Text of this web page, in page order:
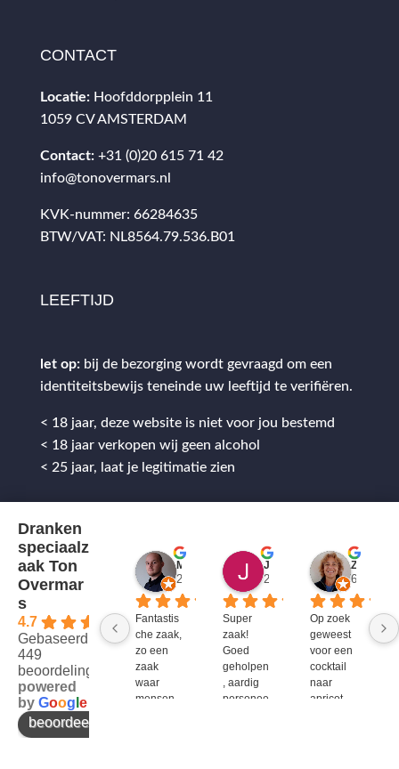
CONTACT
Locatie: Hoofddorpplein 11
1059 CV AMSTERDAM
Contact: +31 (0)20 615 71 42
info@tonovermars.nl
KVK-nummer: 66284635
BTW/VAT: NL8564.79.536.B01
LEEFTIJD
let op: bij de bezorging wordt gevraagd om een
identiteitsbewijs teneinde uw leeftijd te verifiëren.
< 18 jaar, deze website is niet voor jou bestemd
< 18 jaar verkopen wij geen alcohol
< 25 jaar, laat je legitimatie zien
Dranken
speciaalz
aak Ton
Overmar
s
4.7
Gebaseerd op
449
beoordelingen
powered
by Goog e
beoordeel ons op
2 jaar geleden
Fantastis
che zaak,
zo een
zaak
waar
mensen
2 jaar geleden
Super
zaak!
Goed
geholpen
, aardig
personee
6 jaar
Op zoek
geweest
voor een
cocktail
naar
apricot